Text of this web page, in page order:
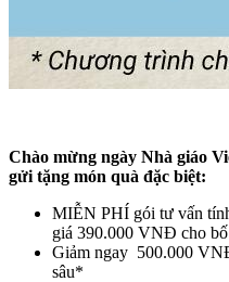
Chào mừng ngày Nhà giáo
gửi tặng món quà đặc biệt:
MIỄN PHÍ gói tư vấn
giá 390.000 VNĐ cho bố
Giảm ngay 500.000
sâu*